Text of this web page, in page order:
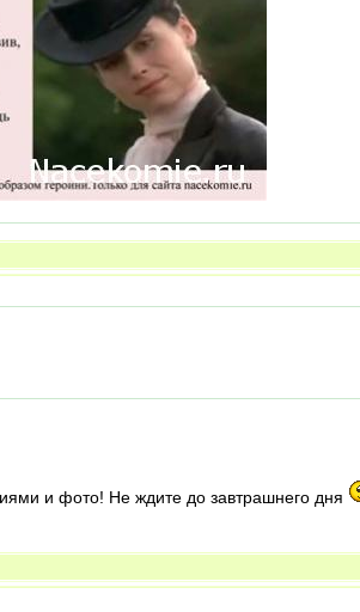
и фото! Не ждите до завтрашнего дня